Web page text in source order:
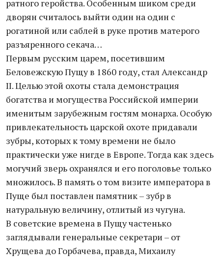
ратного геройства. Особенным шиком среди
дворян считалось выйти один на один с
рогатиной или саблей в руке против матерого
разъяренного секача…
Первым русским царем, посетившим
Беловежскую Пущу в 1860 году, стал Александр
II. Целью этой охоты стала демонстрация
богатства и могущества Российской империи
именитым зарубежным гостям монарха. Особую
привлекательность царской охоте придавали
зубры, которых к тому времени не было
практически уже нигде в Европе. Тогда как здесь
могучий зверь охранялся и его поголовье только
множилось. В память о том визите императора в
Пуще был поставлен памятник – зубр в
натуральную величину, отлитый из чугуна.
В советские времена в Пущу частенько
заглядывали генеральные секретари – от
Хрущева до Горбачева, правда, Михаилу